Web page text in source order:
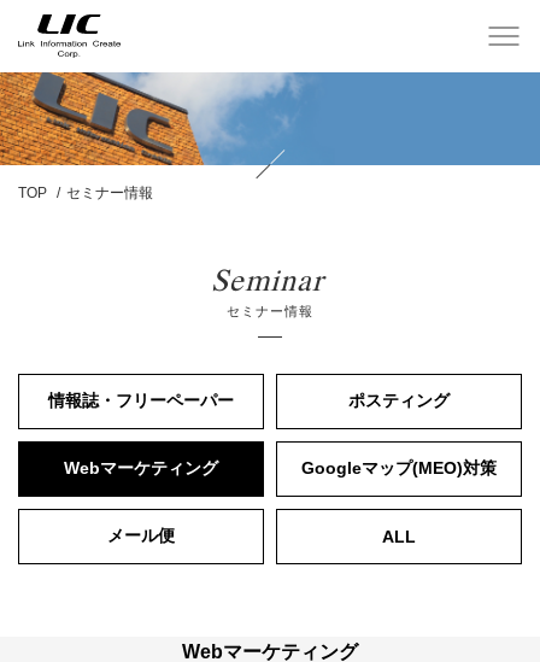
TOP セミナー情報
Seminar
セミナー情報
情報誌・フリーペーパー ポスティング
Webマーケティング Googleマップ(MEO)対策
メール便 ALL
Webマーケティング